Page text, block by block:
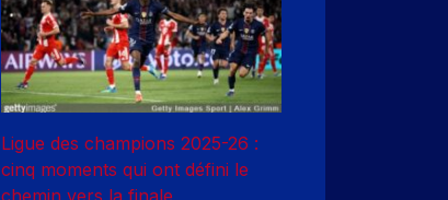
Ligue des champions 2025-26 :
cinq moments qui ont défini le
chemin vers la finale